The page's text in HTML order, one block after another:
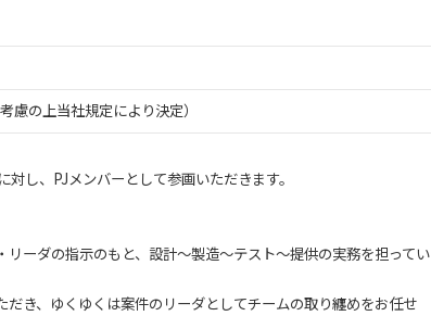
慮の上当社規定により決定）
し、PJメンバーとして参画いただきます。
リーダの指示のもと、設計～製造～テスト～提供の実務を担ってい
だき、ゆくゆくは案件のリーダとしてチームの取り纏めをお任せ